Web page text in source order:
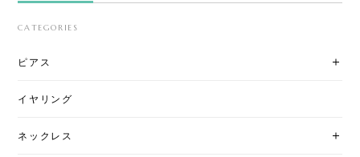
CATEGORIES
ピアス
イヤリング
ネックレス